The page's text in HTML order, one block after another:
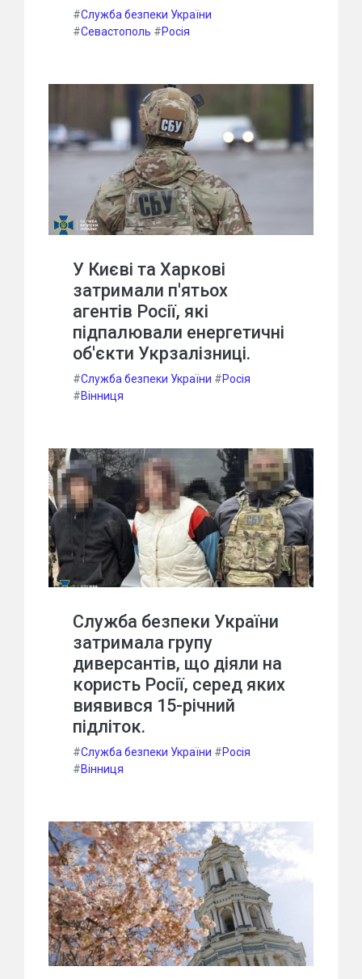
#Служба безпеки України
#Севастополь #Росія
У Києві та Харкові
затримали п'ятьох
агентів Росії, які
підпалювали енергетичні
об'єкти Укрзалізниці.
#Служба безпеки України #Росія
#Вінниця
Служба безпеки України
затримала групу
диверсантів, що діяли на
користь Росії, серед яких
виявився 15-річний
підліток.
#Служба безпеки України #Росія
#Вінниця